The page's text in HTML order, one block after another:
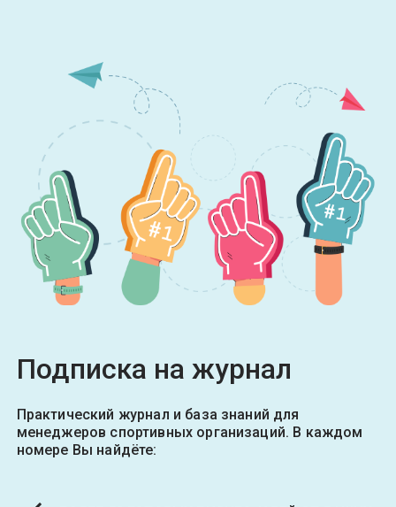
Подписка на журнал
Практический журнал и база знаний для
менеджеров спортивных организаций. В каждом
номере Вы найдёте: